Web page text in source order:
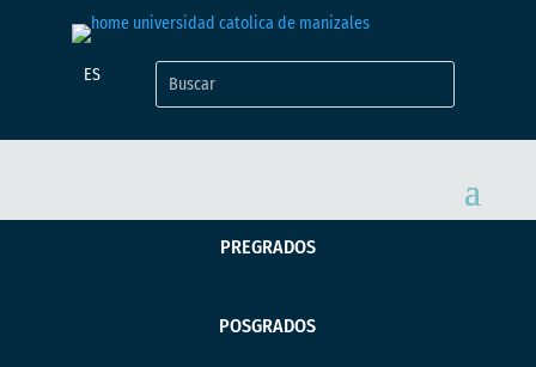
ES
PREGRADOS
POSGRADOS